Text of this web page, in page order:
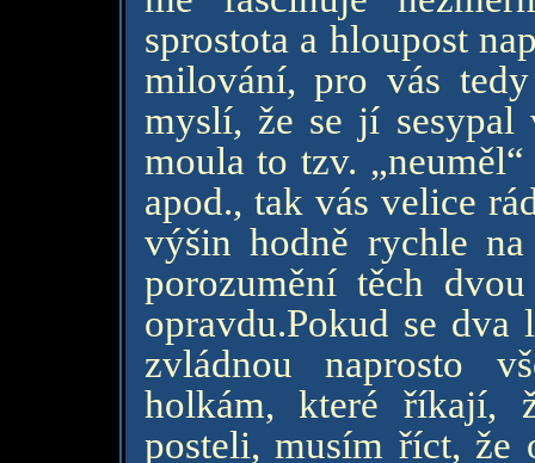
sprostota a hloupost
milování, pro vás
myslí, že se jí
moula to tzv.
apod., tak vás velice
výšin hodně rychle
porozumění těch
opravdu.Pokud se
zvládnou naprosto
holkám, které
posteli, musím říct, že